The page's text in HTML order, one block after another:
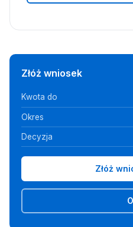
Złóż wniosek
Kwota do
Okres
Decyzja
Złóż